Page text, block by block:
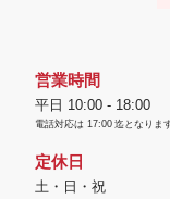
営業時間
平日 10:00 - 18:00
電話対応は 17:00 迄となりま
定休日
土・日・祝